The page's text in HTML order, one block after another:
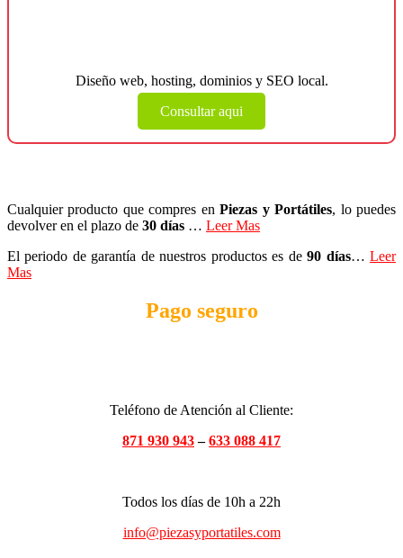
Diseño web, hosting, dominios y SEO local.
Consultar aqui
Cualquier producto que compres enPiezas y Portátiles, lo puedes
devolver en el plazo de 30 días … Leer Mas
El periodo de garantía de nuestros productos es de90 días…Leer
Mas
Pago seguro
Teléfono de Atención al Cliente:
871 930 943–633 088 417
Todos los días de 10h a 22h
info@piezasyportatiles.com